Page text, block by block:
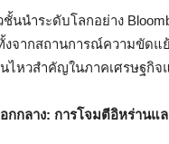
นนำระดับโลกอย่าง
จากสถานการณ์ความขัดแ
ไหวสำคัญในภาคเศรษฐกิ
กกลาง: การโจมตีอิหร่านแ